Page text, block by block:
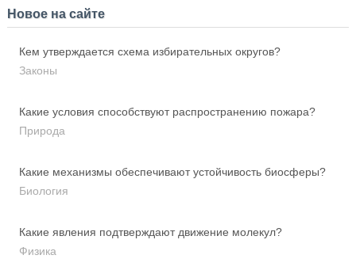
Новое на сайте
Кем утверждается схема избирательных округов?
Законы
Какие условия способствуют распространению пожара?
Природа
Какие механизмы обеспечивают устойчивость биосферы?
Биология
Какие явления подтверждают движение молекул?
Физика